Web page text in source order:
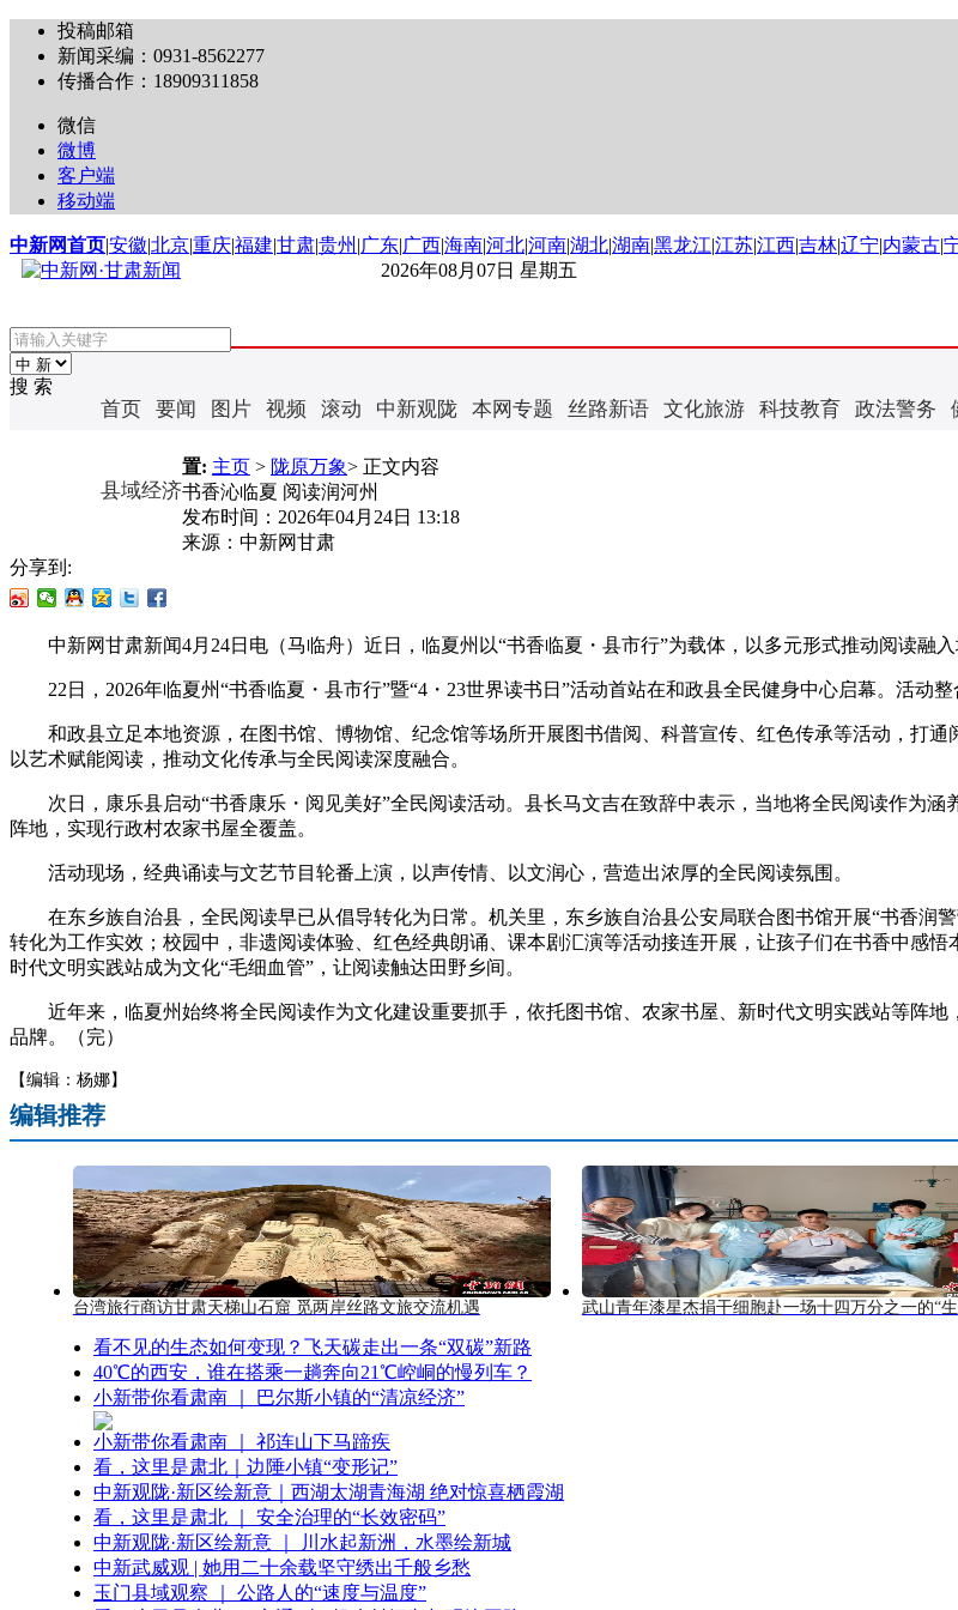
投稿邮箱
新闻采编：0931-8562277
传播合作：18909311858
微信
微博
客户端
移动端
中新网首页|安徽|北京|重庆|福建|甘肃|贵州 |广东|广西|海南|河北|河南|湖北|湖南|黑龙江|江苏|江西|吉林|辽宁|内蒙古|
2026年08月07日 星期五
搜 索
首页 要闻 图片 视频 滚动 中新观陇 本网专题 丝路新语 文化旅游 科技教育 政法警务
县域经济
置: 主页 > 陇原万象> 正文内容
书香沁临夏 阅读润河州
发布时间： 2026年04月24日 13:18
来源： 中新网甘肃
分享到:
中新网甘肃新闻4月24日电（马临舟）近日，临夏州以“书香临夏・县市行”为载体，以多元形式推动阅读融入
22日，2026年临夏州“书香临夏・县市行”暨“4・23世界读书日”活动首站在和政县全民健身中心启幕。活动
和政县立足本地资源，在图书馆、博物馆、纪念馆等场所开展图书借阅、科普宣传、红色传承等活动，打通
以艺术赋能阅读，推动文化传承与全民阅读深度融合。
次日，康乐县启动“书香康乐・阅见美好”全民阅读活动。县长马文吉在致辞中表示，当地将全民阅读作为涵
阵地，实现行政村农家书屋全覆盖。
活动现场，经典诵读与文艺节目轮番上演，以声传情、以文润心，营造出浓厚的全民阅读氛围。
在东乡族自治县，全民阅读早已从倡导转化为日常。机关里，东乡族自治县公安局联合图书馆开展“书香润
转化为工作实效；校园中，非遗阅读体验、红色经典朗诵、课本剧汇演等活动接连开展，让孩子们在书香中感
时代文明实践站成为文化“毛细血管”，让阅读触达田野乡间。
近年来，临夏州始终将全民阅读作为文化建设重要抓手，依托图书馆、农家书屋、新时代文明实践站等阵地
品牌。（完）
【编辑：杨娜】
编辑推荐
台湾旅行商访甘肃天梯山石窟 觅两岸丝路文旅交流机遇 武山青年漆星杰捐干细胞赴一场十四万分之一的“
看不见的生态如何变现？飞天碳走出一条“双碳”新路
40℃的西安，谁在搭乘一趟奔向21℃崆峒的慢列车？
小新带你看肃南 ｜ 巴尔斯小镇的“清凉经济”
小新带你看肃南 ｜ 祁连山下马蹄疾
看，这里是肃北｜边陲小镇“变形记”
中新观陇·新区绘新意｜西湖太湖青海湖 绝对惊喜栖霞湖
看，这里是肃北 ｜ 安全治理的“长效密码”
中新观陇·新区绘新意 ｜ 川水起新洲，水墨绘新城
中新武威观 | 她用二十余载坚守绣出千般乡愁
玉门县域观察 ｜ 公路人的“速度与温度”